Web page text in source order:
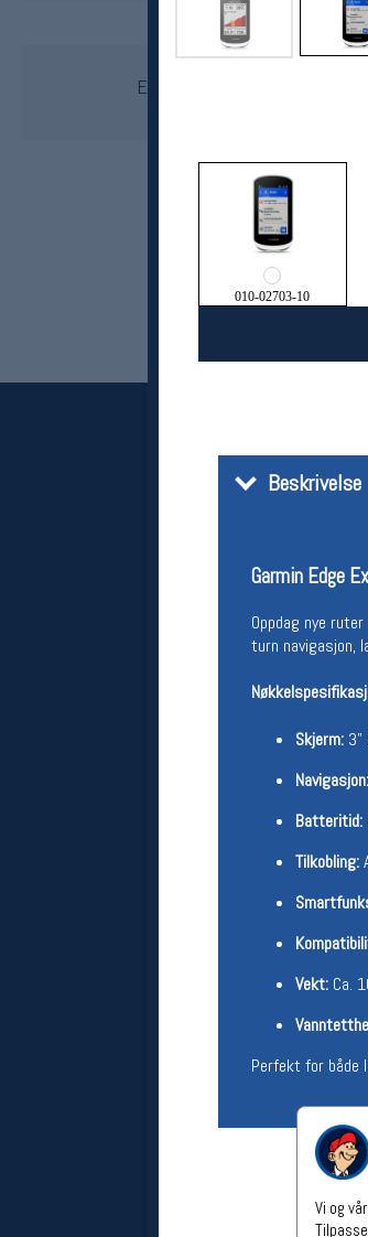
010-02703-10
Beskrivelse
Garmin Edge
Oppdag nye ruter
turn navigasjon,
Skjerm: 3"
Navigasjon:
Batteritid:
Tilkobling:
Vekt: Ca.
Perfekt for både
Vi og
Garmin
Edge Explore 2, sykkelcomputer
Her finner du
Torggata 20
0183 Oslo
(telefontid man-
Vis i kart
Kontakt oss
For å bestille time må
nederste blå linjen
Følg oss på